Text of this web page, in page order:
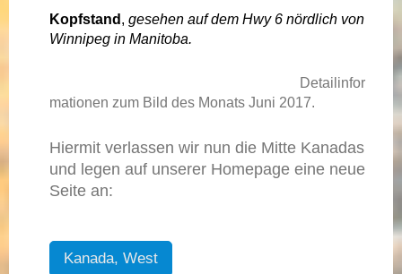
Kopfstand , gesehen auf dem Hwy 6 nördlich von
Winnipeg in Manitoba.
Detailinfor
mationen zum Bild des Monats Juni 2017.
Hiermit verlassen wir nun die Mitte Kanadas
und legen auf unserer Homepage eine neue
Seite an:
Kanada, West